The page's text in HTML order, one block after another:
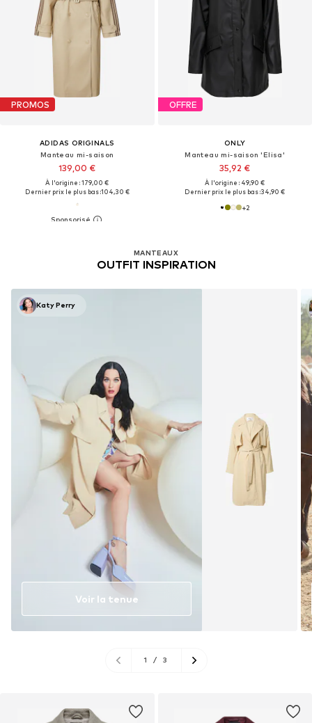
PROMOS
ADIDAS ORIGINALS
Manteau mi-saison
139,00 €
À l'origine : 179,00 €
Dernier prix le plus bas :104,30 €
OFFRE
ONLY
Manteau mi-saison 'Elisa'
35,92 €
À l'origine : 49,90 €
Dernier prix le plus bas :34,90 €
+2
MANTEAUX
OUTFIT INSPIRATION
Katy Perry
Voir la tenue
1 / 3